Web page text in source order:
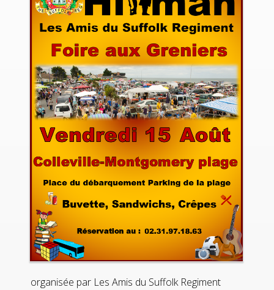
organisée par Les Amis du Suffolk Regiment